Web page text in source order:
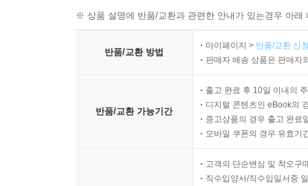
____9.3.1 Langchain-MCP-Adapters 기반 MCP 구
____9.3.2 [실습] 사용자의 정보를 읽는 도구 정의
____9.3.3 [실습] 일기를 저장하는 도구 정의하기
____9.3.4 [실습] 에이전트 프롬프트 작성하기
9.4 MCP 클라이언트 구축하기: 랭그래프
____9.4.1 [실습] 에이전트가 포함된 MCP 클라이
____9.4.2 [실습] 에이전트와 대화를 통해 일기 작
9.5 랭그래프에서 MCP 기반 멀티 에이전트 구현하
____9.5.2 [실습] 멀티 서버 클라이언트 구축하기
※ 상품 설명에 반품/교환과 관련한 안내가 있는경우 아
반품/교환 방법
마이페이지 > 반품/교환 신
판매자 배송 상품은 판매자
반품/교환 가능기간
출고 완료 후 10일 이내의
디지털 콘텐츠인 eBook의
중고상품의 경우 출고 완료
모바일 쿠폰의 경우 유효기
고객의 단순변심 및 착오구
직수입양서/직수입일서중